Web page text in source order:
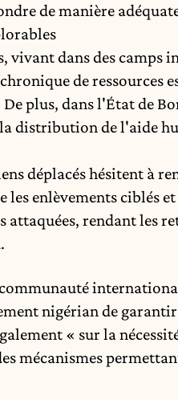
de manière
vivant dans des
de
plus, dans l'État de
distribution de l'aide
déplacés hésitent à
les enlèvements ciblés
attaquées, rendant les
nigérian de
« sur la
mécanismes